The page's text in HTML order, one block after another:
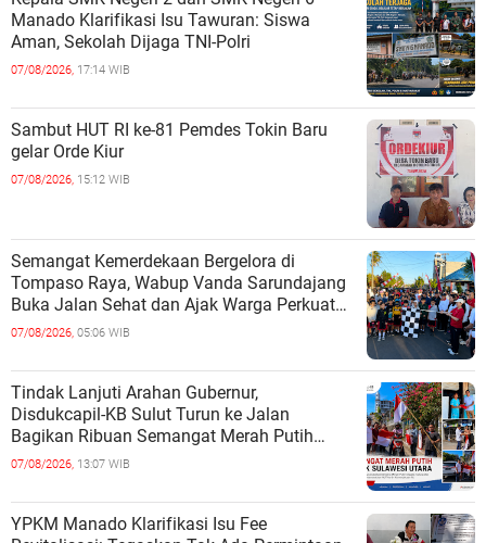
Manado Klarifikasi Isu Tawuran: Siswa
Aman, Sekolah Dijaga TNI-Polri
07/08/2026, 17:14 WIB
Sambut HUT RI ke-81 Pemdes Tokin Baru
gelar Orde Kiur
07/08/2026, 15:12 WIB
Semangat Kemerdekaan Bergelora di
Tompaso Raya, Wabup Vanda Sarundajang
Buka Jalan Sehat dan Ajak Warga Perkuat
Persatuan
07/08/2026, 05:06 WIB
Tindak Lanjuti Arahan Gubernur,
Disdukcapil-KB Sulut Turun ke Jalan
Bagikan Ribuan Semangat Merah Putih
kepada Masyarakat
07/08/2026, 13:07 WIB
YPKM Manado Klarifikasi Isu Fee